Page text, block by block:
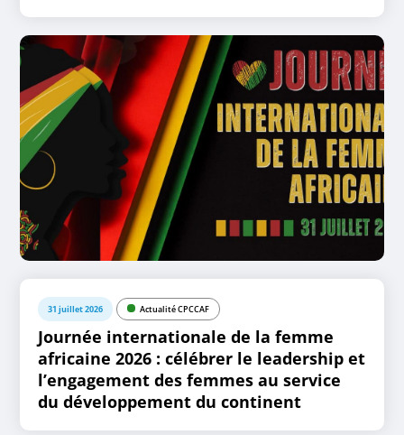
31 juillet 2026 Actualité CPCCAF
Journée internationale de la femme
africaine 2026 : célébrer le leadership et
l’engagement des femmes au service
du développement du continent